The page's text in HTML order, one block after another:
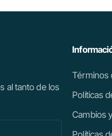
al tanto de los
Términos
Políticas
Cambios